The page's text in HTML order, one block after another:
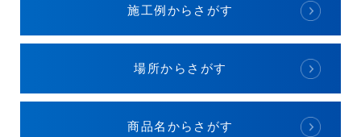
施工例からさがす
場所からさがす
商品名からさがす